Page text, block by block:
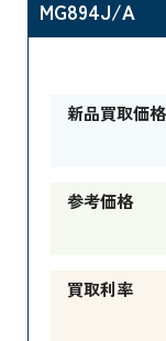
MG894J/A
新品買取価格
参考価格
買取利率